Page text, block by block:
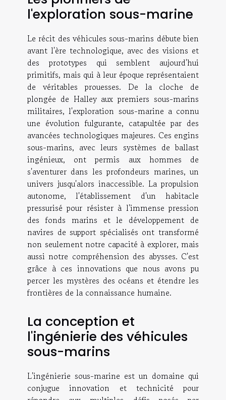
l'exploration sous-marine
Le récit des véhicules sous-marins débute bien
avant l'ère technologique, avec des visions et
des prototypes qui semblent aujourd'hui
primitifs, mais qui à leur époque représentaient
de véritables prouesses. De la cloche de
plongée de Halley aux premiers sous-marins
militaires, l'exploration sous-marine a connu
une évolution fulgurante, catapultée par des
avancées technologiques majeures. Ces engins
sous-marins, avec leurs systèmes de ballast
ingénieux, ont permis aux hommes de
s'aventurer dans les profondeurs marines, un
univers jusqu'alors inaccessible. La propulsion
autonome, l'établissement d'un habitacle
pressurisé pour résister à l'immense pression
des fonds marins et le développement de
navires de support spécialisés ont transformé
non seulement notre capacité à explorer, mais
aussi notre compréhension des abysses. C'est
grâce à ces innovations que nous avons pu
percer les mystères des océans et étendre les
frontières de la connaissance humaine.
La conception et
l'ingénierie des véhicules
sous-marins
L'ingénierie sous-marine est un domaine qui
conjugue innovation et technicité pour